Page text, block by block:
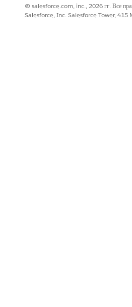
© salesforce.com, inc., 2026 гг. Все
Salesforce, Inc. Salesforce Tower, 415